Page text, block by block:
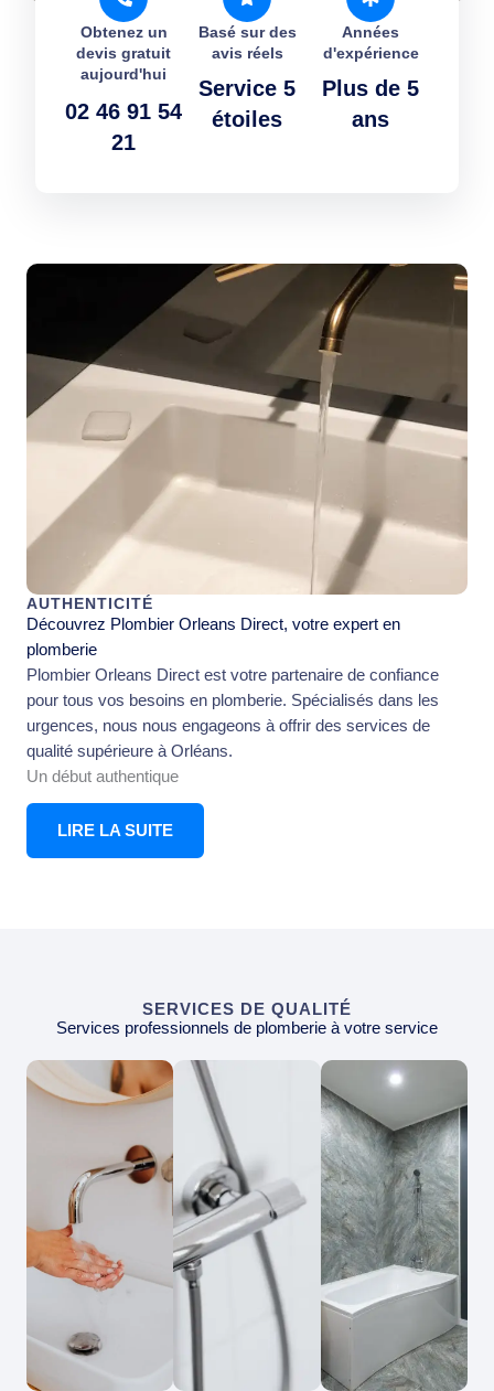
Obtenez un
devis gratuit
aujourd'hui
02 46 91 54
21
Basé sur des
avis réels
Service 5
étoiles
Années
d'expérience
Plus de 5
ans
AUTHENTICITÉ
Découvrez Plombier Orleans Direct, votre expert en
plomberie
Plombier Orleans Direct est votre partenaire de confiance
pour tous vos besoins en plomberie. Spécialisés dans les
urgences, nous nous engageons à offrir des services de
qualité supérieure à Orléans.
Un début authentique
LIRE LA SUITE
SERVICES DE QUALITÉ
Services professionnels de plomberie à votre service